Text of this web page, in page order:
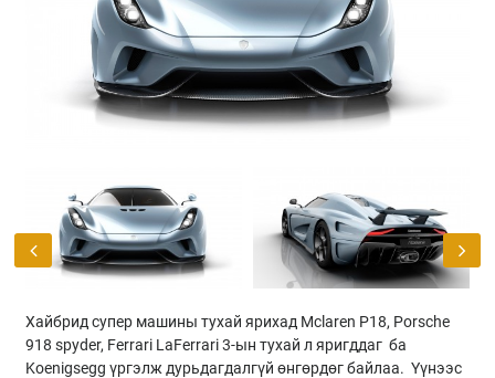
Previous
Хайбрид супер машины тухай ярихад Mclaren P18, Porsche
918 spyder, Ferrari LaFerrari 3-ын тухай л яригддаг ба
Koenigsegg үргэлж дурьдагдалгүй өнгөрдөг байлаа. Үүнээс